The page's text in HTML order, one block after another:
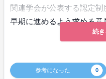
関連学会が公表する認定
早期に進めるよう求める意
続
参考になった 0